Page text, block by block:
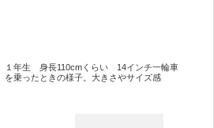
１年生 身長110cmくらい 14インチ一輪車
を乗ったときの様子。大きさやサイズ感